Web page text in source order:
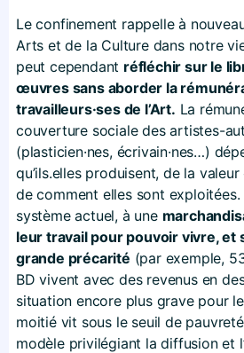
Le confinement rappelle à
Arts et de la Culture dans notre
peut cependant réfléchir sur le
œuvres sans aborder la
travailleurs·ses de l’Art. La
couverture sociale des artistes-
(plasticien·nes, écrivain·nes…)
qu’ils.elles produisent, de la
de comment elles sont exploitées.
système actuel, à une
leur travail pour pouvoir vivre, et
grande précarité (par exemple,
BD vivent avec des revenus en
situation encore plus grave pour
moitié vit sous le seuil de
modèle privilégiant la diffusion et